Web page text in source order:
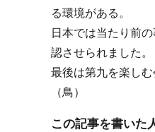
る環境がある。
日本では当たり前
認させられました。
最後は第九を楽し
（鳥）
この記事を書いた